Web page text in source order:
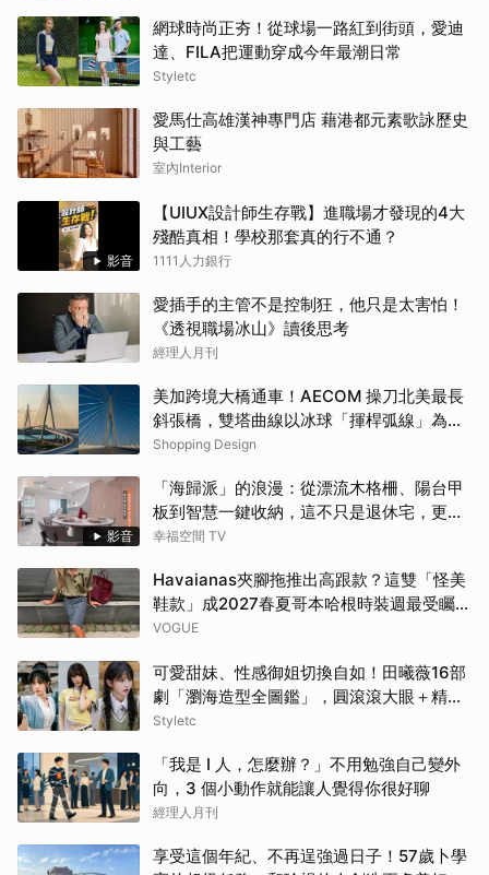
網球時尚正夯！從球場一路紅到街頭，愛迪
達、FILA把運動穿成今年最潮日常
Styletc
愛馬仕高雄漢神專門店 藉港都元素歌詠歷史
與工藝
室內Interior
影音
【UIUX設計師生存戰】進職場才發現的4大
殘酷真相！學校那套真的行不通？
1111人力銀行
愛插手的主管不是控制狂，他只是太害怕！
《透視職場冰山》讀後思考
經理人月刊
美加跨境大橋通車！AECOM 操刀北美最長
斜張橋，雙塔曲線以冰球「揮桿弧線」為靈
感
Shopping Design
影音
「海歸派」的浪漫：從漂流木格柵、陽台甲
板到智慧一鍵收納，這不只是退休宅，更是
遊子的心靈港灣！！
幸福空間 TV
Havaianas夾腳拖推出高跟款？這雙「怪美
鞋款」成2027春夏哥本哈根時裝週最受矚目
涼鞋
VOGUE
可愛甜妹、性感御姐切換自如！田曦薇16部
劇「瀏海造型全圖鑑」，圓滾滾大眼＋精緻
小臉比例太完美
Styletc
「我是 I 人，怎麼辦？」不用勉強自己變外
向，3 個小動作就能讓人覺得你很好聊
經理人月刊
享受這個年紀、不再逞強過日子！57歲卜學